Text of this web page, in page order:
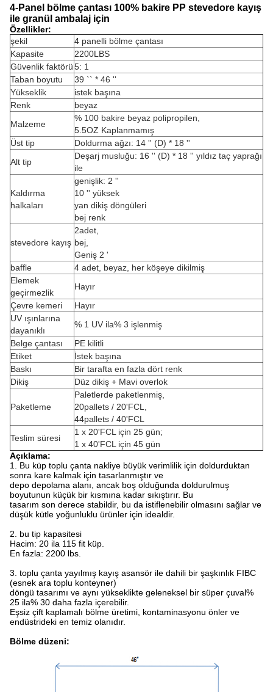
4-Panel bölme çantası 100% bakire PP stevedore kayış
ile granül ambalaj için
Özellikler:
şekil
4 panelli bölme çantası
Kapasite
2200LBS
Güvenlik faktörü5: 1
Taban boyutu
39 `` * 46 ''
Yükseklik
istek başına
Renk
beyaz
Malzeme
% 100 bakire beyaz polipropilen,
5.5OZ Kaplanmamış
Üst tip
Doldurma ağzı: 14 '' (D) * 18 ''
Alt tip
Deşarj musluğu: 16 '' (D) * 18 '' yıldız taç yaprağı
ile
Kaldırma
halkaları
genişlik: 2 ''
10 '' yüksek
yan dikiş döngüleri
bej renk
stevedore kayış
2adet,
bej,
Geniş 2 '
baffle
4 adet, beyaz, her köşeye dikilmiş
Elemek
geçirmezlik
Hayır
Çevre kemeri
Hayır
UV ışınlarına
dayanıklı
% 1 UV ila% 3 işlenmiş
Belge çantası
PE kilitli
Etiket
İstek başına
Baskı
Bir tarafta en fazla dört renk
Dikiş
Düz dikiş + Mavi overlok
Paketleme
Paletlerde paketlenmiş,
20pallets / 20'FCL,
44pallets / 40'FCL
Teslim süresi
1 x 20'FCL için 25 gün;
1 x 40'FCL için 45 gün
Açıklama:
1. Bu küp toplu çanta nakliye büyük verimlilik için doldurduktan
sonra kare kalmak için tasarlanmıştır ve
depo depolama alanı, ancak boş olduğunda doldurulmuş
boyutunun küçük bir kısmına kadar sıkıştırır. Bu
tasarım son derece stabildir, bu da istiflenebilir olmasını sağlar ve
düşük kütle yoğunluklu ürünler için idealdir.
2. bu tip kapasitesi
Hacim: 20 ila 115 fit küp.
En fazla: 2200 lbs.
3. toplu çanta yayılmış kayış asansör ile dahili bir şaşkınlık FIBC
(esnek ara toplu konteyner)
döngü tasarımı ve aynı yükseklikte geleneksel bir süper çuval%
25 ila% 30 daha fazla içerebilir.
Eşsiz çift kaplamalı bölme üretimi, kontaminasyonu önler ve
endüstrideki en temiz olanıdır.
Bölme düzeni: